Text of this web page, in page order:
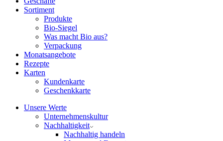
Sortiment
Produkte
Bio-Siegel
Was macht Bio aus?
Verpackung
Monatsangebote
Rezepte
Karten
Kundenkarte
Geschenkkarte
Unsere Werte
Unternehmenskultur
Nachhaltigkeit
Nachhaltig handeln